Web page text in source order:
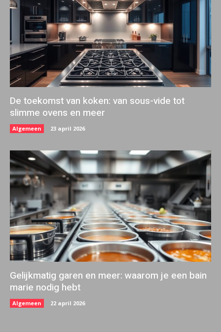
De toekomst van koken: van sous-vide tot
slimme ovens en meer
Algemeen 23 april 2026
Gelijkmatig garen en meer: waarom je een bain
marie nodig hebt
Algemeen 22 april 2026